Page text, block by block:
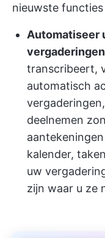
nieuwste
Automatiseer
transcribeert,
automatisch
deelnemen
kalender,
uw
zijn waar u ze